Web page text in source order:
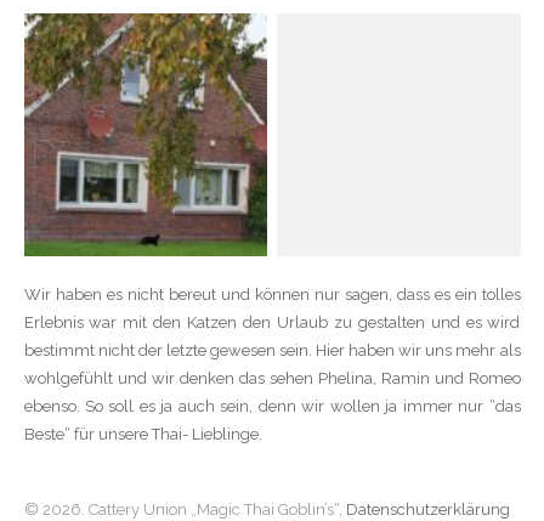
Wir haben es nicht bereut und können nur sagen, dass es ein tolles
Erlebnis war mit den Katzen den Urlaub zu gestalten und es wird
bestimmt nicht der letzte gewesen sein. Hier haben wir uns mehr als
wohlgefühlt und wir denken das sehen Phelina, Ramin und Romeo
ebenso. So soll es ja auch sein, denn wir wollen ja immer nur “das
Beste“ für unsere Thai- Lieblinge.
© 2026. Cattery Union „Magic Thai Goblin’s“, Datenschutzerklärung